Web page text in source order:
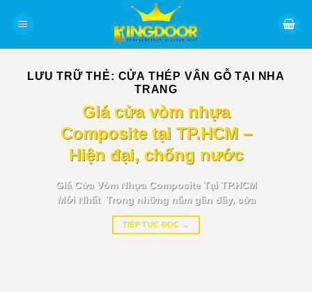
LƯU TRỮ THẺ: CỬA THÉP VÂN GỖ TẠI NHA
TRANG
BÁO GIÁ TIN TỨC
Giá cửa vòm nhựa
Composite tại TP.HCM –
Hiện đại, chống nước
Giá Cửa Vòm Nhựa Composite Tại TP.HCM
Mới Nhất Trong những năm gần đây, cửa
TIẾP TỤC ĐỌC →